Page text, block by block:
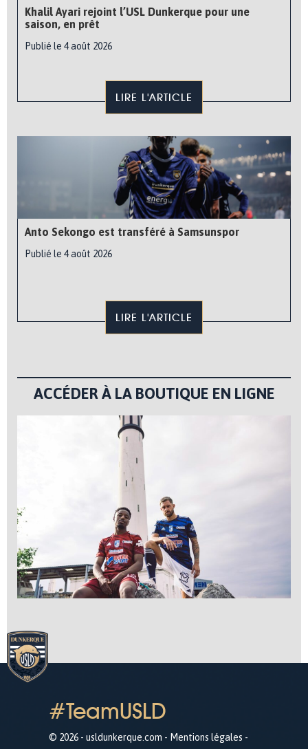
Khalil Ayari rejoint l’USL Dunkerque pour une
saison, en prêt
Publié le 4 août 2026
LIRE L'ARTICLE
Anto Sekongo est transféré à Samsunspor
Publié le 4 août 2026
LIRE L'ARTICLE
ACCÉDER À LA BOUTIQUE EN LIGNE
#TeamUSLD
© 2026 - usldunkerque.com - Mentions légales -